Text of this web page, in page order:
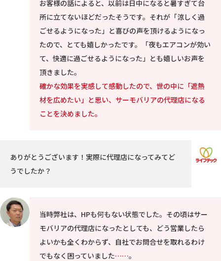
お客様の話によると、以前は日中になると暑すぎて台
所に立てないほどだったそうです。それが「涼しく過
ごせるようになった」と喜びの声を頂けるようになっ
たので、とても嬉しかったです。「夜もエアコンが効い
て、快適に過ごせるようになった」とも嬉しいお声を
頂きました。
確かな効果を実感して感動したので、世の中に「遮熱
材を広めたい」と思い、サーモバリアの代理店になる
ことを決めました。
ありがとうございます！実際に代理店になってみてど
うでしたか？
当時弊社は、HPも何もない状態でした。その頃はサー
モバリアの代理店になったとしても、どう営業したら
よいかも全くわからず、自社でお問合せを取れるわけ
でもなく困っていました……。